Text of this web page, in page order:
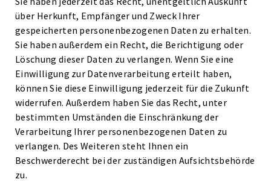
über Herkunft, Empfänger und Zweck Ihrer
gespeicherten personenbezogenen Daten zu erhalten.
Sie haben außerdem ein Recht, die Berichtigung oder
Löschung dieser Daten zu verlangen. Wenn Sie eine
Einwilligung zur Datenverarbeitung erteilt haben,
können Sie diese Einwilligung jederzeit für die Zukunft
widerrufen. Außerdem haben Sie das Recht, unter
bestimmten Umständen die Einschränkung der
Verarbeitung Ihrer personenbezogenen Daten zu
verlangen. Des Weiteren steht Ihnen ein
Beschwerderecht bei der zuständigen Aufsichtsbehörde
zu.